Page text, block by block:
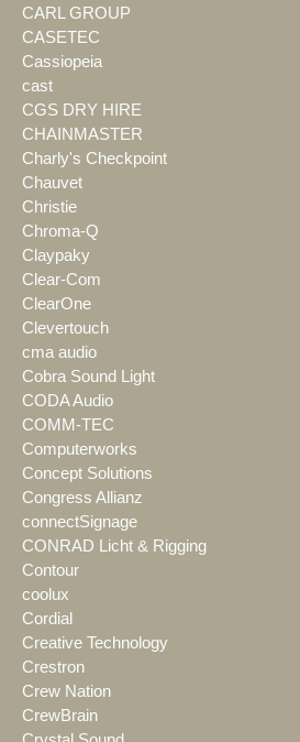
CARL GROUP
CASETEC
Cassiopeia
cast
CGS DRY HIRE
CHAINMASTER
Charly's Checkpoint
Chauvet
Christie
Chroma-Q
Claypaky
Clear-Com
ClearOne
Clevertouch
cma audio
Cobra Sound Light
CODA Audio
COMM-TEC
Computerworks
Concept Solutions
Congress Allianz
connectSignage
CONRAD Licht & Rigging
Contour
coolux
Cordial
Creative Technology
Crestron
Crew Nation
CrewBrain